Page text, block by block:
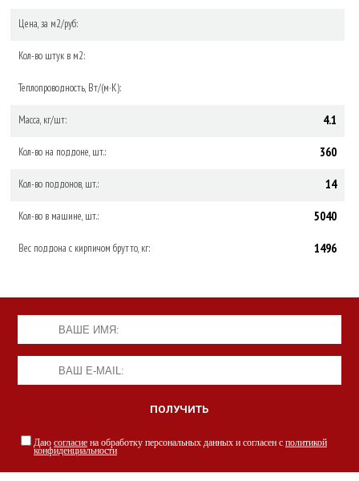
Цена, за м2/руб:
Кол-во штук в м2:
Теплопроводность, Вт/(м·К):
Масса, кг/шт: 4.1
Кол-во на поддоне, шт.: 360
Кол-во поддонов, шт.: 14
Кол-во в машине, шт.: 5040
Вес поддона с кирпичом брутто, кг: 1496
Даю согласие на обработку персональных данных и согласен с политикой
конфиденциальности